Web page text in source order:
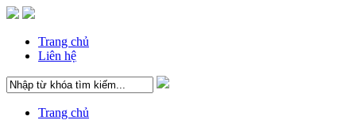
Trang chủ
Liên hệ
Trang chủ